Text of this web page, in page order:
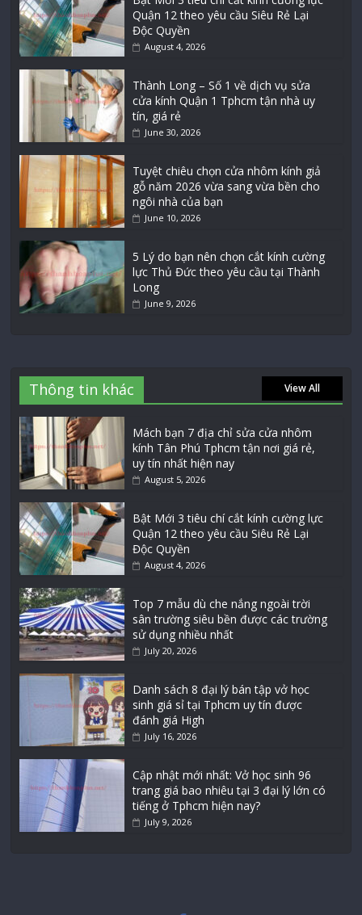
Quận 12 theo yêu cầu Siêu Rẻ Lại
Độc Quyền
August 4, 2026
Thành Long – Số 1 về dịch vụ sửa
cửa kính Quận 1 Tphcm tận nhà uy
tín, giá rẻ
June 30, 2026
Tuyệt chiêu chọn cửa nhôm kính giả
gỗ năm 2026 vừa sang vừa bền cho
ngôi nhà của bạn
June 10, 2026
5 Lý do bạn nên chọn cắt kính cường
lực Thủ Đức theo yêu cầu tại Thành
Long
June 9, 2026
Thông tin khác View All
Mách bạn 7 địa chỉ sửa cửa nhôm
kính Tân Phú Tphcm tận nơi giá rẻ,
uy tín nhất hiện nay
August 5, 2026
Bật Mới 3 tiêu chí cắt kính cường lực
Quận 12 theo yêu cầu Siêu Rẻ Lại
Độc Quyền
August 4, 2026
Top 7 mẫu dù che nắng ngoài trời
sân trường siêu bền được các trường
sử dụng nhiều nhất
July 20, 2026
Danh sách 8 đại lý bán tập vở học
sinh giá sỉ tại Tphcm uy tín được
đánh giá High
July 16, 2026
Cập nhật mới nhất: Vở học sinh 96
trang giá bao nhiêu tại 3 đại lý lớn có
tiếng ở Tphcm hiện nay?
July 9, 2026